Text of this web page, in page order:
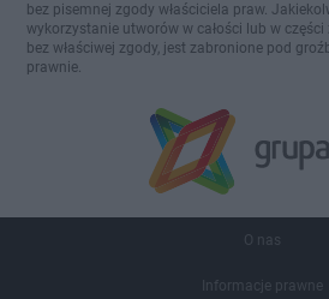
bez pisemnej zgody właściciela praw.
wykorzystanie utworów w całości lub w
bez właściwej zgody, jest zabronione pod
prawnie.
O nas
Informacje prawne